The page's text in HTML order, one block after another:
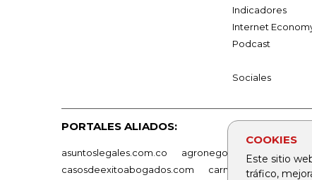
COOKIES
Este sitio
tráfico,
Indicadores
Internet
Podcast
Sociales
PORTALES ALIADOS:
asuntoslegales.com.co agronegocios.co
casosdeexitoabogados.com